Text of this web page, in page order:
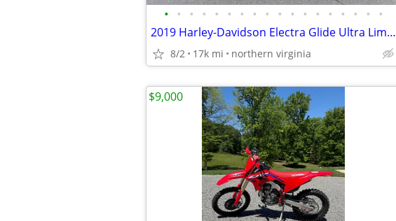
• • • • • • • • • • • • • • • • • •
2019 Harley-Davidson Electra Glide Ultra Limited (FLHTK) – 16,619 mi.
8/2 17k mi northern virginia
$9,000